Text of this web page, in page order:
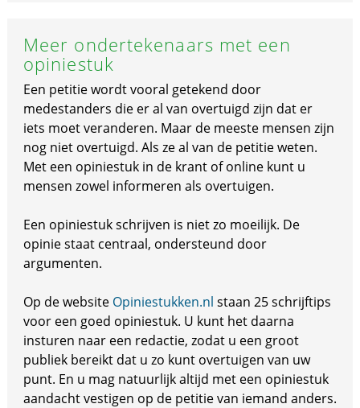
Meer ondertekenaars met een
opiniestuk
Een petitie wordt vooral getekend door
medestanders die er al van overtuigd zijn dat er
iets moet veranderen. Maar de meeste mensen zijn
nog niet overtuigd. Als ze al van de petitie weten.
Met een opiniestuk in de krant of online kunt u
mensen zowel informeren als overtuigen.
Een opiniestuk schrijven is niet zo moeilijk. De
opinie staat centraal, ondersteund door
argumenten.
Op de website Opiniestukken.nl staan 25 schrijftips
voor een goed opiniestuk. U kunt het daarna
insturen naar een redactie, zodat u een groot
publiek bereikt dat u zo kunt overtuigen van uw
punt. En u mag natuurlijk altijd met een opiniestuk
aandacht vestigen op de petitie van iemand anders.